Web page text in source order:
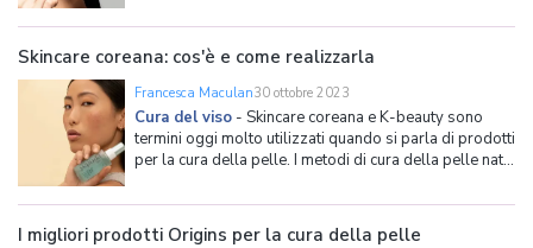
alle borse sotto gli occhi, alle zampe di gallina e al
colorito spento, sono un inestetismo del vis
Skincare coreana: cos'è e come realizzarla
Francesca Maculan30 ottobre 2023
Cura del viso - Skincare coreana e K-beauty sono
termini oggi molto utilizzati quando si parla di prodotti
per la cura della pelle. I metodi di cura della pelle nati
negli ultimi anni riscosso un enorme successo anche
da noi, grazie alla loro efficacia e ad
I migliori prodotti Origins per la cura della pelle